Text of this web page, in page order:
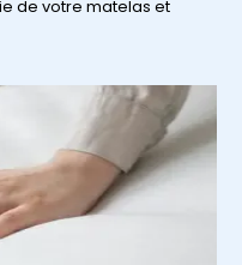
de votre matelas et